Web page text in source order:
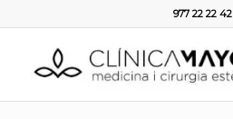
977 22 22 42